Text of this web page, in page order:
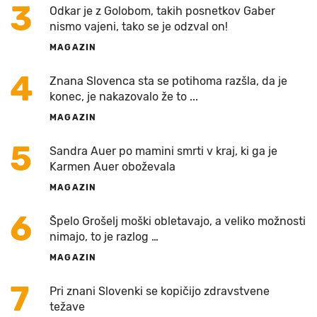
3
Odkar je z Golobom, takih posnetkov Gaber
nismo vajeni, tako se je odzval on!
MAGAZIN
4
Znana Slovenca sta se potihoma razšla, da je
konec, je nakazovalo že to ...
MAGAZIN
5
Sandra Auer po mamini smrti v kraj, ki ga je
Karmen Auer oboževala
MAGAZIN
6
Špelo Grošelj moški obletavajo, a veliko možnosti
nimajo, to je razlog …
MAGAZIN
7
Pri znani Slovenki se kopičijo zdravstvene
težave